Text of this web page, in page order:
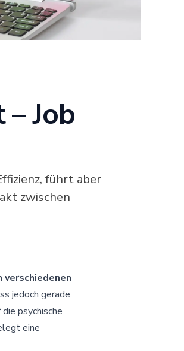
Job
führt aber
zwischen
jedoch gerade
psychische
eine